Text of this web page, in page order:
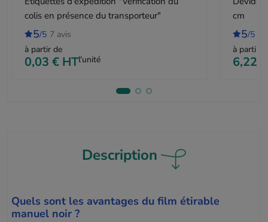
colis en présence du transporteur"
5/5 7 avis
à partir de
0,03 € HTl'unité
cm
5/5
à partir
6,22 €
Description
Quels sont les avantages du film étirable
manuel noir ?